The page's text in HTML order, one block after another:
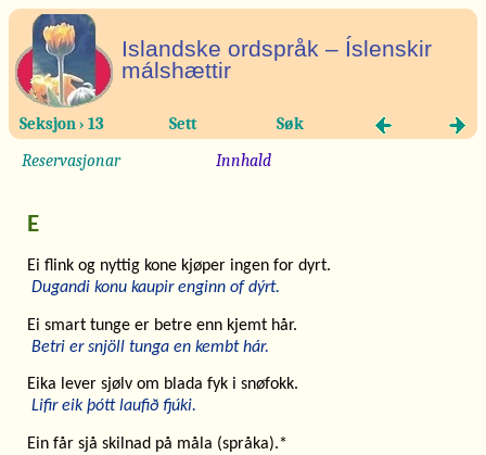
Islandske ordspråk – Íslenskir
málshættir
Seksjon › 13 Sett Søk
Reservasjonar Innhald
E
Ei flink og nyttig kone kjøper ingen for dyrt.
Dugandi konu kaupir enginn of dýrt.
Ei smart tunge er betre enn kjemt hår.
Betri er snjöll tunga en kembt hár.
Eika lever sjølv om blada fyk i snøfokk.
Lifir eik þótt laufið fjúki.
Ein får sjå skilnad på måla (språka).*